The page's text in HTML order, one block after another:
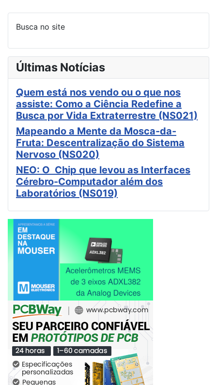
Busca no site
Últimas Notícias
Quem está nos vendo ou o que nos
assiste: Como a Ciência Redefine a
Busca por Vida Extraterrestre (NS021)
Mapeando a Mente da Mosca-da-
Fruta: Descentralização do Sistema
Nervoso (NS020)
NEO: O Chip que levou as Interfaces
Cérebro-Computador além dos
Laboratórios (NS019)